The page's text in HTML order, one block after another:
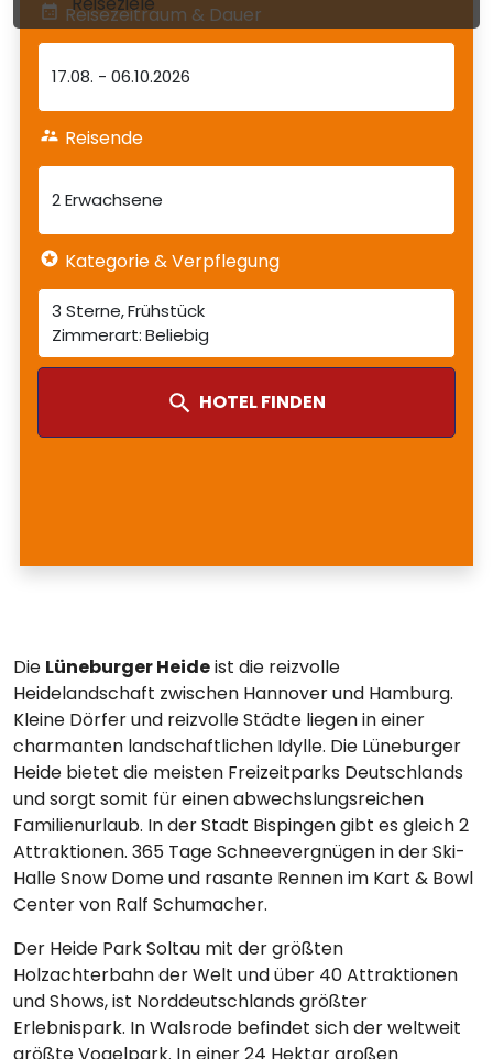
Reisezeitraum & Dauer
17.08. -06.10.2026
Reisende
2 Erwachsene
Kategorie & Verpflegung
3 Sterne Frühstück
Beliebig
HOTEL FINDEN
Die Lüneburger Heideist die reizvolle
Heidelandschaft zwischen Hannover und Hamburg.
Kleine Dörfer und reizvolle Städte liegen in einer
charmanten landschaftlichen Idylle. Die Lüneburger
Heide bietet die meisten Freizeitparks Deutschlands
und sorgt somit für einen abwechslungsreichen
Familienurlaub. In der Stadt Bispingen gibt es gleich 2
Attraktionen. 365 Tage Schneevergnügen in der Ski-
Halle Snow Dome und rasante Rennen im Kart & Bowl
Center von Ralf Schumacher.
Der Heide Park Soltau mit der größten
Holzachterbahn der Welt und über 40 Attraktionen
und Shows, ist Norddeutschlands größter
Erlebnispark. In Walsrode befindet sich der weltweit